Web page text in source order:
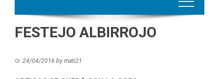
FESTEJO ALBIRROJO
24/04/2016 by mati21